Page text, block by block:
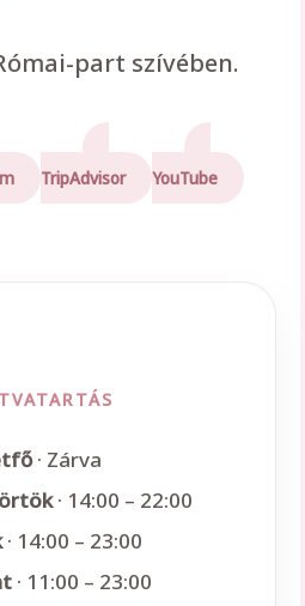
part szívében.
TripAdvisor YouTube
· Zárva
· 14:00 – 22:00
· 14:00 – 23:00
· 11:00 – 23:00